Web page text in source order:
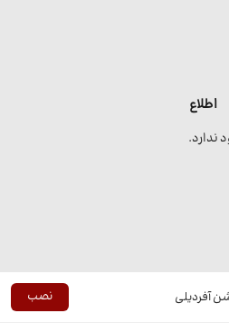
آفردیلی نصب
اطلاع
ندارد.